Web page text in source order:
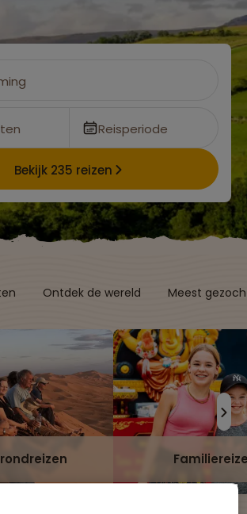
Reisperiode
Bekijk 235 reizen
Ontdek de wereld Meest